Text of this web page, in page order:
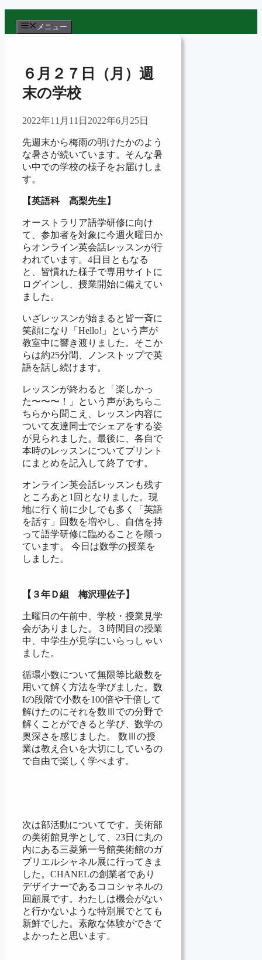
メニュー
６月２７日（月）週
末の学校
2022年11月11日 2022年6月25日
先週末から梅雨の明けたかのよう
な暑さが続いています。そんな暑
い中での学校の様子をお届けしま
す。
【英語科 高梨先生】
オーストラリア語学研修に向け
て、参加者を対象に今週火曜日か
らオンライン英会話レッスンが行
われています。4日目ともなる
と、皆慣れた様子で専用サイトに
ログインし、授業開始に備えてい
ました。
いざレッスンが始まると皆一斉に
笑顔になり「Hello!」という声が
教室中に響き渡りました。そこか
らは約25分間、ノンストップで英
語を話し続けます。
レッスンが終わると「楽しかっ
た〜〜〜！」という声があちらこ
ちらから聞こえ、レッスン内容に
ついて友達同士でシェアをする姿
が見られました。最後に、各自で
本時のレッスンについてプリント
にまとめを記入して終了です。
オンライン英会話レッスンも残す
ところあと1回となりました。現
地に行く前に少しでも多く「英語
を話す」回数を増やし、自信を持
って語学研修に臨めることを願っ
ています。 今日は数学の授業を
しました。
【３年Ｄ組 梅沢理佐子】
土曜日の午前中、学校・授業見学
会がありました。３時間目の授業
中、中学生が見学にいらっしゃい
ました。
循環小数について無限等比級数を
用いて解く方法を学びました。数
Iの段階で小数を100倍や千倍して
解けたのにそれを数Ⅲでの分野で
解くことができると学び、数学の
奥深さを感じました。 数Ⅲの授
業は教え合いを大切にしているの
で自由で楽しく学べます。
次は部活動についてです。美術部
の美術館見学として、23日に丸の
内にある三菱第一号館美術館のガ
ブリエルシャネル展に行ってきま
した。CHANELの創業者であり
デザイナーであるココシャネルの
回顧展です。わたしは機会がない
と行かないような特別展でとても
新鮮でした。素敵な体験ができて
よかったと思います。